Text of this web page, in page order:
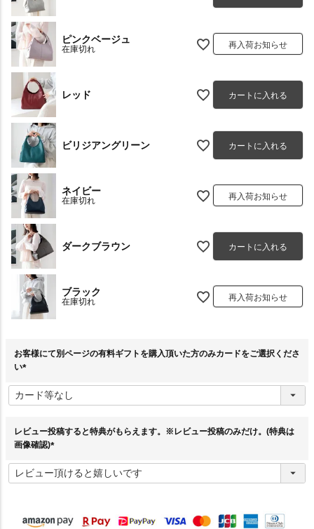
ピンクベージュ
在庫切れ 再入荷お知らせ
レッド カートに入れる
ビリジアングリーン カートに入れる
ネイビー
在庫切れ 再入荷お知らせ
ダークブラウン カートに入れる
ブラック
在庫切れ 再入荷お知らせ
お客様にて別ページの有料ギフトを購入頂いた方のみカードをご選択くださ
い
必
須
レビュー投稿すると特典がもらえます。※レビュー投稿のみだけ。(特典は
画像確認)
必
須